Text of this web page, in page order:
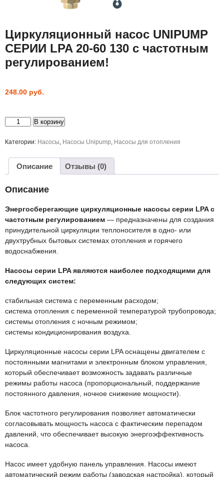
Циркуляционный насос UNIPUMP
СЕРИИ LPA 20-60 130 с частотным
регулированием!
248.00 руб.
Количество
товара
насос
60
с
В корзину
Категории: Насосы, Насосы Unipump, Насосы для отопления
Описание Отзывы (0)
Описание
Энергосберегающие циркуляционные насосы серии LPA с
частотным регулированием — предназначены для создания
принудительной циркуляции теплоносителя в одно- или
двухтрубных бытовых системах отопления и горячего
водоснабжения.
Насосы серии LPA являются наиболее подходящими для
следующих систем:
стабильная система с переменным расходом;
система отопления с переменной температурой трубопровода;
системы отопления с ночным режимом;
системы кондиционирования воздуха.
Циркуляционные насосы серии LPA оснащены двигателем с
постоянными магнитами и электронным блоком управления,
который обеспечивает возможность задавать различные
режимы работы насоса (пропорциональный, поддержание
постоянного давления, ночное снижение мощности).
Блок частотного регулирования позволяет автоматически
согласовывать мощность насоса с фактическим перепадом
давлений, что обеспечивает высокую энергоэффективность
насоса.
Насос имеет удобную панель управления. Насосы имеют
автоматический режим работы (заводская настройка), который